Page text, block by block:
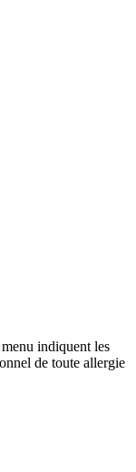
indiquent les
de toute allergie